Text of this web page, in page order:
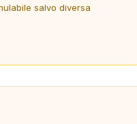
salvo diversa